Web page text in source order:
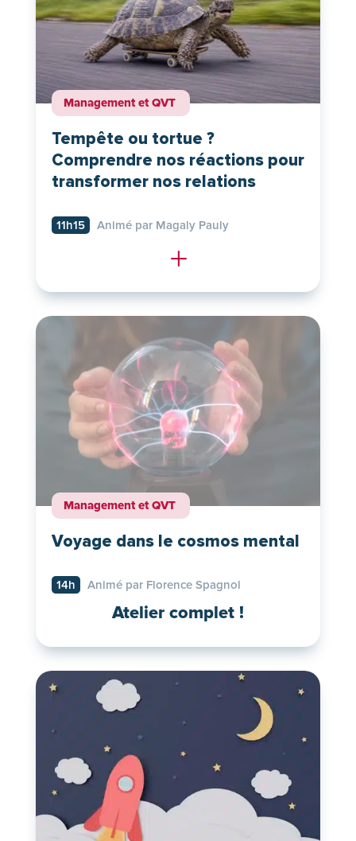
Management et QVT
Tempête ou tortue ?
Comprendre nos réactions pour
transformer nos relations
11h15 Animé par Magaly Pauly
L
Management et QVT
Voyage dans le cosmos mental
14h Animé par Florence Spagnol
Atelier complet !